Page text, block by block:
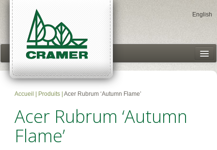
English
Centres jardins
Produits
Accès client
Accueil Produits Acer Rubrum ‘Autumn Flame’
Acer Rubrum ‘Autumn
Flame’